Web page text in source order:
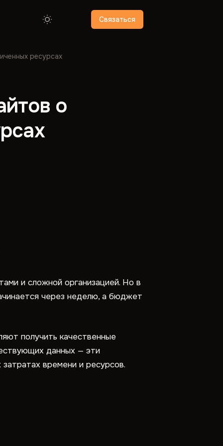
Связаться
ресурсах
о
и сложной организацией. Но в
через неделю, а бюджет
получить качественные
данных — эти
времени и ресурсов.